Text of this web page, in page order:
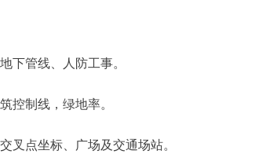
管线、人防工事。
制线，绿地率。
点坐标、广场及交通场站。